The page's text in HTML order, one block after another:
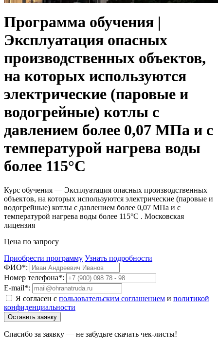
Программа обучения |
Эксплуатация опасных
производственных объектов,
на которых используются
электрические (паровые и
водогрейные) котлы с
давлением более 0,07 МПа и с
температурой нагрева воды
более 115°С
Курс обучения — Эксплуатация опасных производственных
объектов, на которых используются электрические (паровые и
водогрейные) котлы с давлением более 0,07 МПа и с
температурой нагрева воды более 115°С . Московская
лицензия
Цена по запросу
Приобрести программу Узнать подробности
ФИО*:
Номер телефона*:
E-mail*:
Я согласен с пользовательским соглашением и политикой
конфиденциальности
Оставить заявку
Спасибо за заявку — не забудьте скачать чек-листы!